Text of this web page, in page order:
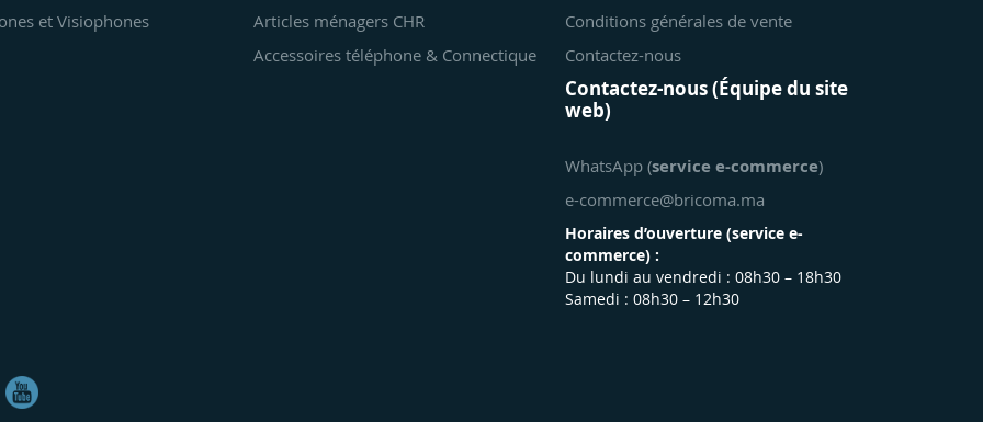
et Visiophones
Articles ménagers CHR
Accessoires téléphone & Connectique
Conditions générales de vente
Contactez-nous
Contactez-nous (Équipe du site
web)
WhatsApp (service e-commerce)
e-commerce@bricoma.ma
Horaires d’ouverture (service e-
commerce) :
Du lundi au vendredi : 08h30 – 18h30
Samedi : 08h30 – 12h30